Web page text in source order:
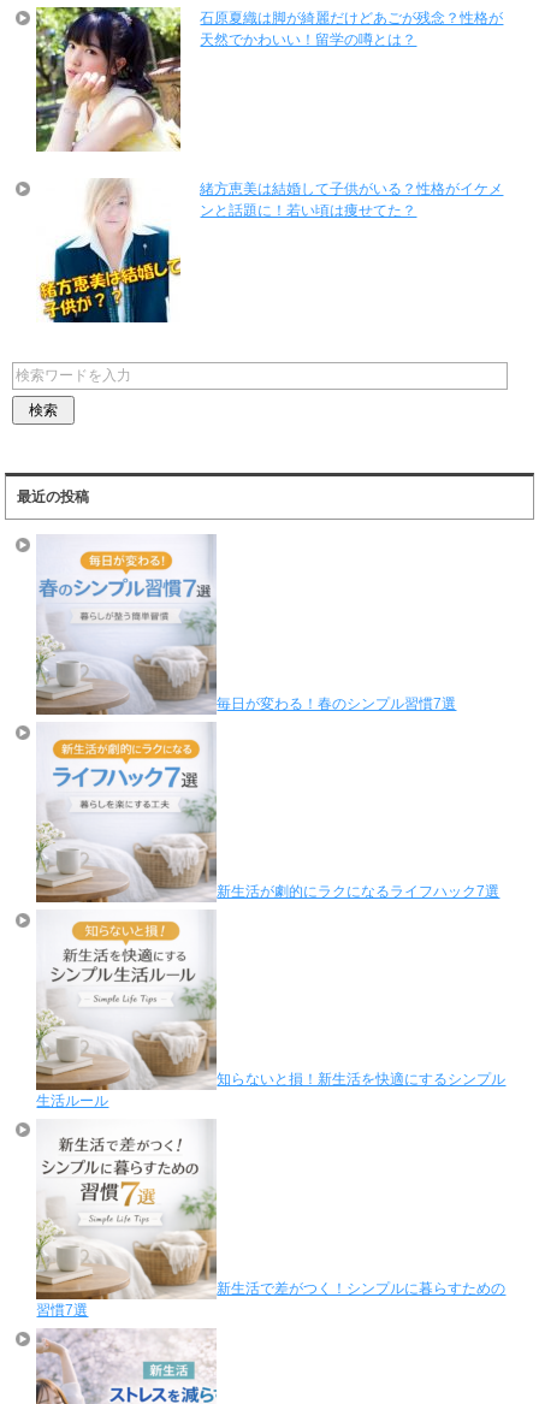
石原夏織は脚が綺麗だけどあごが残念？性格が
天然でかわいい！留学の噂とは？
緒方恵美は結婚して子供がいる？性格がイケメ
ンと話題に！若い頃は痩せてた？
最近の投稿
毎日が変わる！春のシンプル習慣7選
新生活が劇的にラクになるライフハック7選
知らないと損！新生活を快適にするシンプル
生活ルール
新生活で差がつく！シンプルに暮らすための
習慣7選